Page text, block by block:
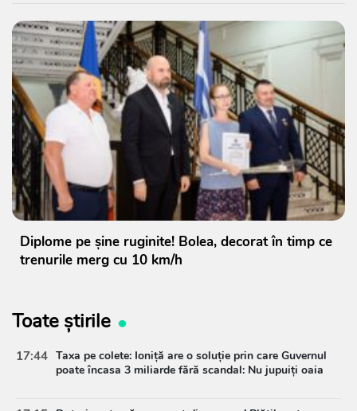
Diplome pe șine ruginite! Bolea, decorat în timp ce
trenurile merg cu 10 km/h
Toate știrile
17:44 Taxa pe colete: Ioniță are o soluție prin care Guvernul
poate încasa 3 miliarde fără scandal: Nu jupuiți oaia